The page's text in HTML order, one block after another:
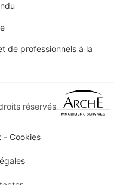
de professionnels à la
réservés
- Cookies